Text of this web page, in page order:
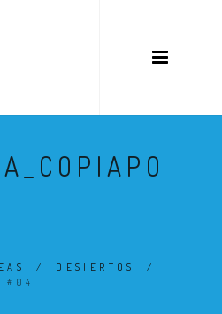
/ DESIERTOS
/
#04